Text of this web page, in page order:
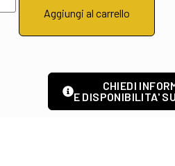
Aggiungi al carrello
CHIEDI
E DISPONIBILITA'